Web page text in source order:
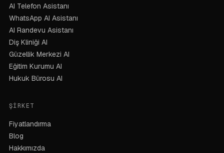
AI Telefon Asistanı
WhatsApp AI Asistanı
AI Randevu Asistanı
Diş Kliniği AI
Güzellik Merkezi AI
Eğitim Kurumu AI
Hukuk Bürosu AI
ŞIRKET
Fiyatlandırma
Blog
Hakkımızda